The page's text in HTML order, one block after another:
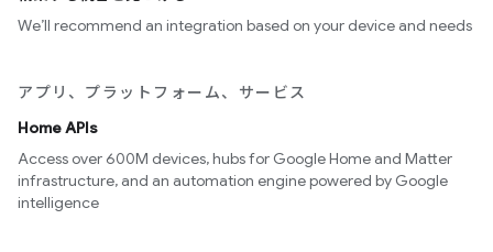
We’ll recommend an integration based on your device and needs
アプリ、プラットフォーム、サービス
Home APIs
Access over 600M devices, hubs for Google Home and Matter
infrastructure, and an automation engine powered by Google
intelligence